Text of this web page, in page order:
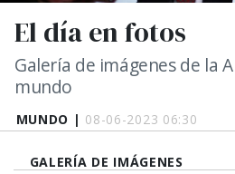
MUNDO | 08-06-2023 06:30
El día en fotos
Galería de imágenes de la
mundo
GALERÍA DE IMÁGENES